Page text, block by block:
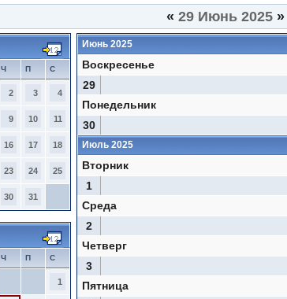
« 29 Июнь 2025 »
Ч П С
2 3 4
9 10 11
16 17 18
23 24 25
30 31
Ч П С
1
Июнь 2025
Воскресенье
29
Понедельник
30
Июль 2025
Вторник
1
Среда
2
Четверг
3
Пятница